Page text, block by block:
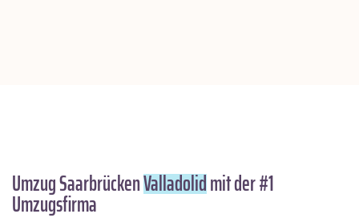
Umzug SaarbrückenValladolidmit der #1
Umzugsfirma